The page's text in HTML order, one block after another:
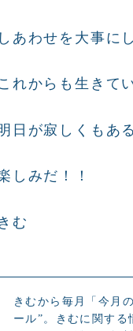
しあわせを大事に
れからも生きて
日が寂しくもあ
しみだ！！
きむ
きむから毎月「今月
ール”。きむに関する